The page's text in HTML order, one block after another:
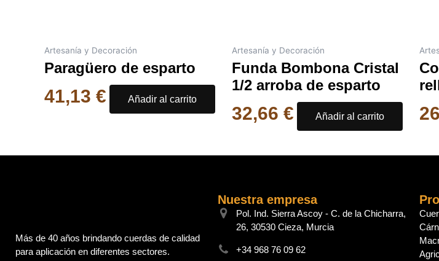
Artesanía y Decoración
Paragüero de esparto
41,13 € Añadir al carrito
Artesanía y Decoración
Funda Bombona Cristal
1/2 arroba de esparto
32,66 € Añadir al carrito
Más de 40 años brindando cuerdas de calidad
para aplicación en diferentes sectores.
Nuestra empresa
Pol. Ind. Sierra Ascoy - C. de la Chicharra,
26, 30530 Cieza, Murcia
+34 968 76 09 62